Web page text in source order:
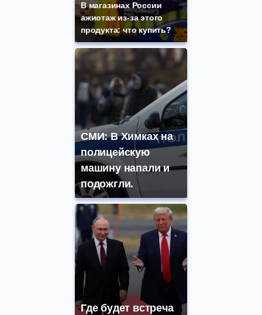
В магазинах России
ажиотаж из-за этого
продукта: что купить?
СМИ: В Химках на
полицейскую
машину напали и
подожгли.
Где будет встреча